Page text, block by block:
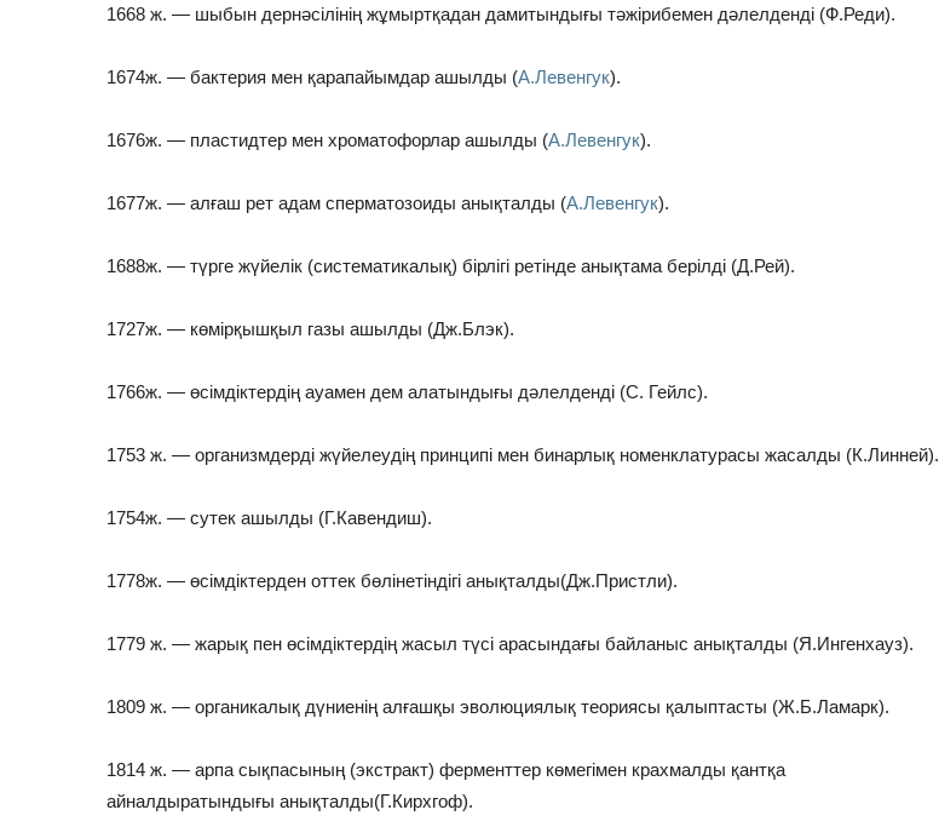
1668 ж. — шыбын дернәсілінің жұмыртқадан дамитындығы тәжірибемен дәлелденді (Ф.Реди).
1674ж. — бактерия мен қарапайымдар ашылды (А.Левенгук).
1676ж. — пластидтер мен хроматофорлар ашылды (А.Левенгук).
1677ж. — алғаш рет адам сперматозоиды анықталды (А.Левенгук).
1688ж. — түрге жүйелік (систематикалық) бірлігі ретінде анықтама берілді (Д.Рей).
1727ж. — көмірқышқыл газы ашылды (Дж.Блэк).
1766ж. — өсімдіктердің ауамен дем алатындығы дәлелденді (С. Гейлс).
1753 ж. — организмдерді жүйелеудің принципі мен бинарлық номенклатурасы жасалды (К.Линней).
1754ж. — сутек ашылды (Г.Кавендиш).
1778ж. — өсімдіктерден оттек бөлінетіндігі анықталды(Дж.Пристли).
1779 ж. — жарық пен өсімдіктердің жасыл түсі арасындағы байланыс анықталды (Я.Ингенхауз).
1809 ж. — органикалық дүниенің алғашқы эволюциялық теориясы қалыптасты (Ж.Б.Ламарк).
1814 ж. — арпа сықпасының (экстракт) ферменттер көмегімен крахмалды қантқа
айналдыратындығы анықталды(Г.Кирхгоф).